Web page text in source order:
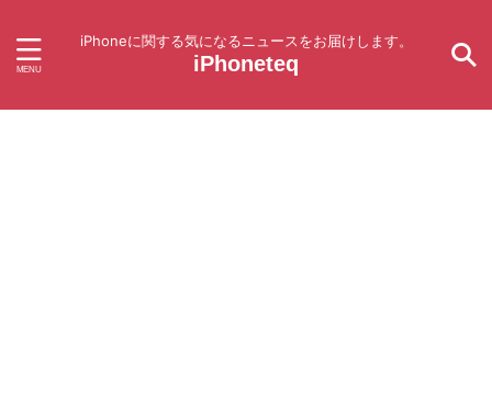
iPhoneに関する気になるニュースをお届けします。
iPhoneteq